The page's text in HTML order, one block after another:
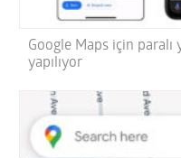
Google Maps için
yapılıyor